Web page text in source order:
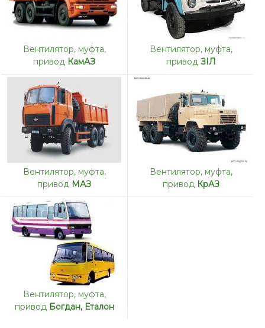
Вентилятор, муфта,
привод КамАЗ
Вентилятор, муфта,
привод ЗІЛ
Вентилятор, муфта,
привод МАЗ
Вентилятор, муфта,
привод КрАЗ
Вентилятор, муфта,
привод Богдан, Еталон